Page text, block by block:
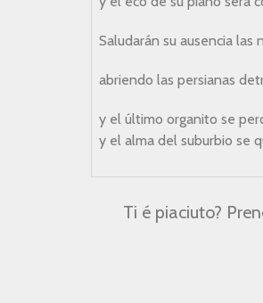
Saludarán su ausencia las
abriendo las persianas
y el último organito se
y el alma del suburbio se
Ti é piaciuto?